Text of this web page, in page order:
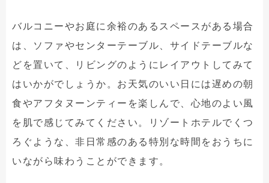
バルコニーやお庭に余裕のあるスペースがある場合
は、ソファやセンターテーブル、サイドテーブルな
どを置いて、リビングのようにレイアウトしてみて
はいかがでしょうか。お天気のいい日には遅めの朝
食やアフタヌーンティーを楽しんで、心地のよい風
を肌で感じてみてください。リゾートホテルでくつ
ろぐような、非日常感のある特別な時間をおうちに
いながら味わうことができます。